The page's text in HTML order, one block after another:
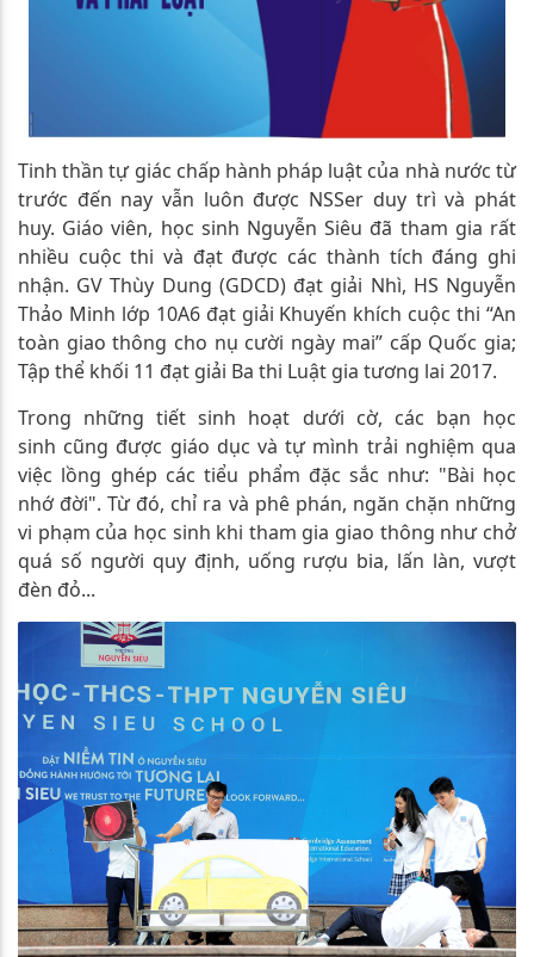
Tinh thần tự giác chấp hành pháp luật của nhà nước từ
trước đến nay vẫn luôn được NSSer duy trì và phát
huy. Giáo viên, học sinh Nguyễn Siêu đã tham gia rất
nhiều cuộc thi và đạt được các thành tích đáng ghi
nhận. GV Thùy Dung (GDCD) đạt giải Nhì, HS Nguyễn
Thảo Minh lớp 10A6 đạt giải Khuyến khích cuộc thi “An
toàn giao thông cho nụ cười ngày mai” cấp Quốc gia;
Tập thể khối 11 đạt giải Ba thi Luật gia tương lai 2017.
Trong những tiết sinh hoạt dưới cờ, các bạn học
sinh cũng được giáo dục và tự mình trải nghiệm qua
việc lồng ghép các tiểu phẩm đặc sắc như: "Bài học
nhớ đời". Từ đó, chỉ ra và phê phán, ngăn chặn những
vi phạm của học sinh khi tham gia giao thông như chở
quá số người quy định, uống rượu bia, lấn làn, vượt
đèn đỏ...